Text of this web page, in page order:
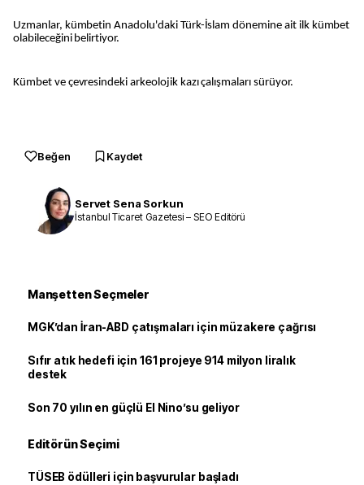
Uzmanlar, kümbetin Anadolu'daki Türk-İslam dönemine ait ilk kümbet
olabileceğini belirtiyor.
Kümbet ve çevresindeki arkeolojik kazı çalışmaları sürüyor.
Beğen Kaydet
Servet Sena Sorkun
İstanbul Ticaret Gazetesi – SEO Editörü
Manşetten Seçmeler
MGK’dan İran-ABD çatışmaları için müzakere çağrısı
Sıfır atık hedefi için 161 projeye 914 milyon liralık
destek
Son 70 yılın en güçlü El Nino’su geliyor
Editörün Seçimi
TÜSEB ödülleri için başvurular başladı